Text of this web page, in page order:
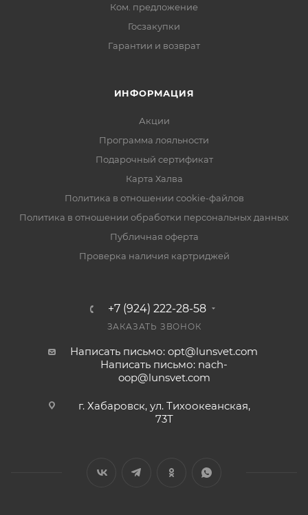
Ком. предложение
Госзакупки
Гарантии и возврат
ИНФОРМАЦИЯ
Акции
Программа лояльности
Подарочный сертификат
Карта Халва
Политика в отношении cookie-файлов
Политика в отношении обработки персональных данных
Публичная оферта
Проверка наличия картриджей
+7 (924) 222-28-58
ЗАКАЗАТЬ ЗВОНОК
Написать письмо: opt@lunsvet.com
Написать письмо: nach-
oop@lunsvet.com
г. Хабаровск, ул. Тихоокеанская,
73Т